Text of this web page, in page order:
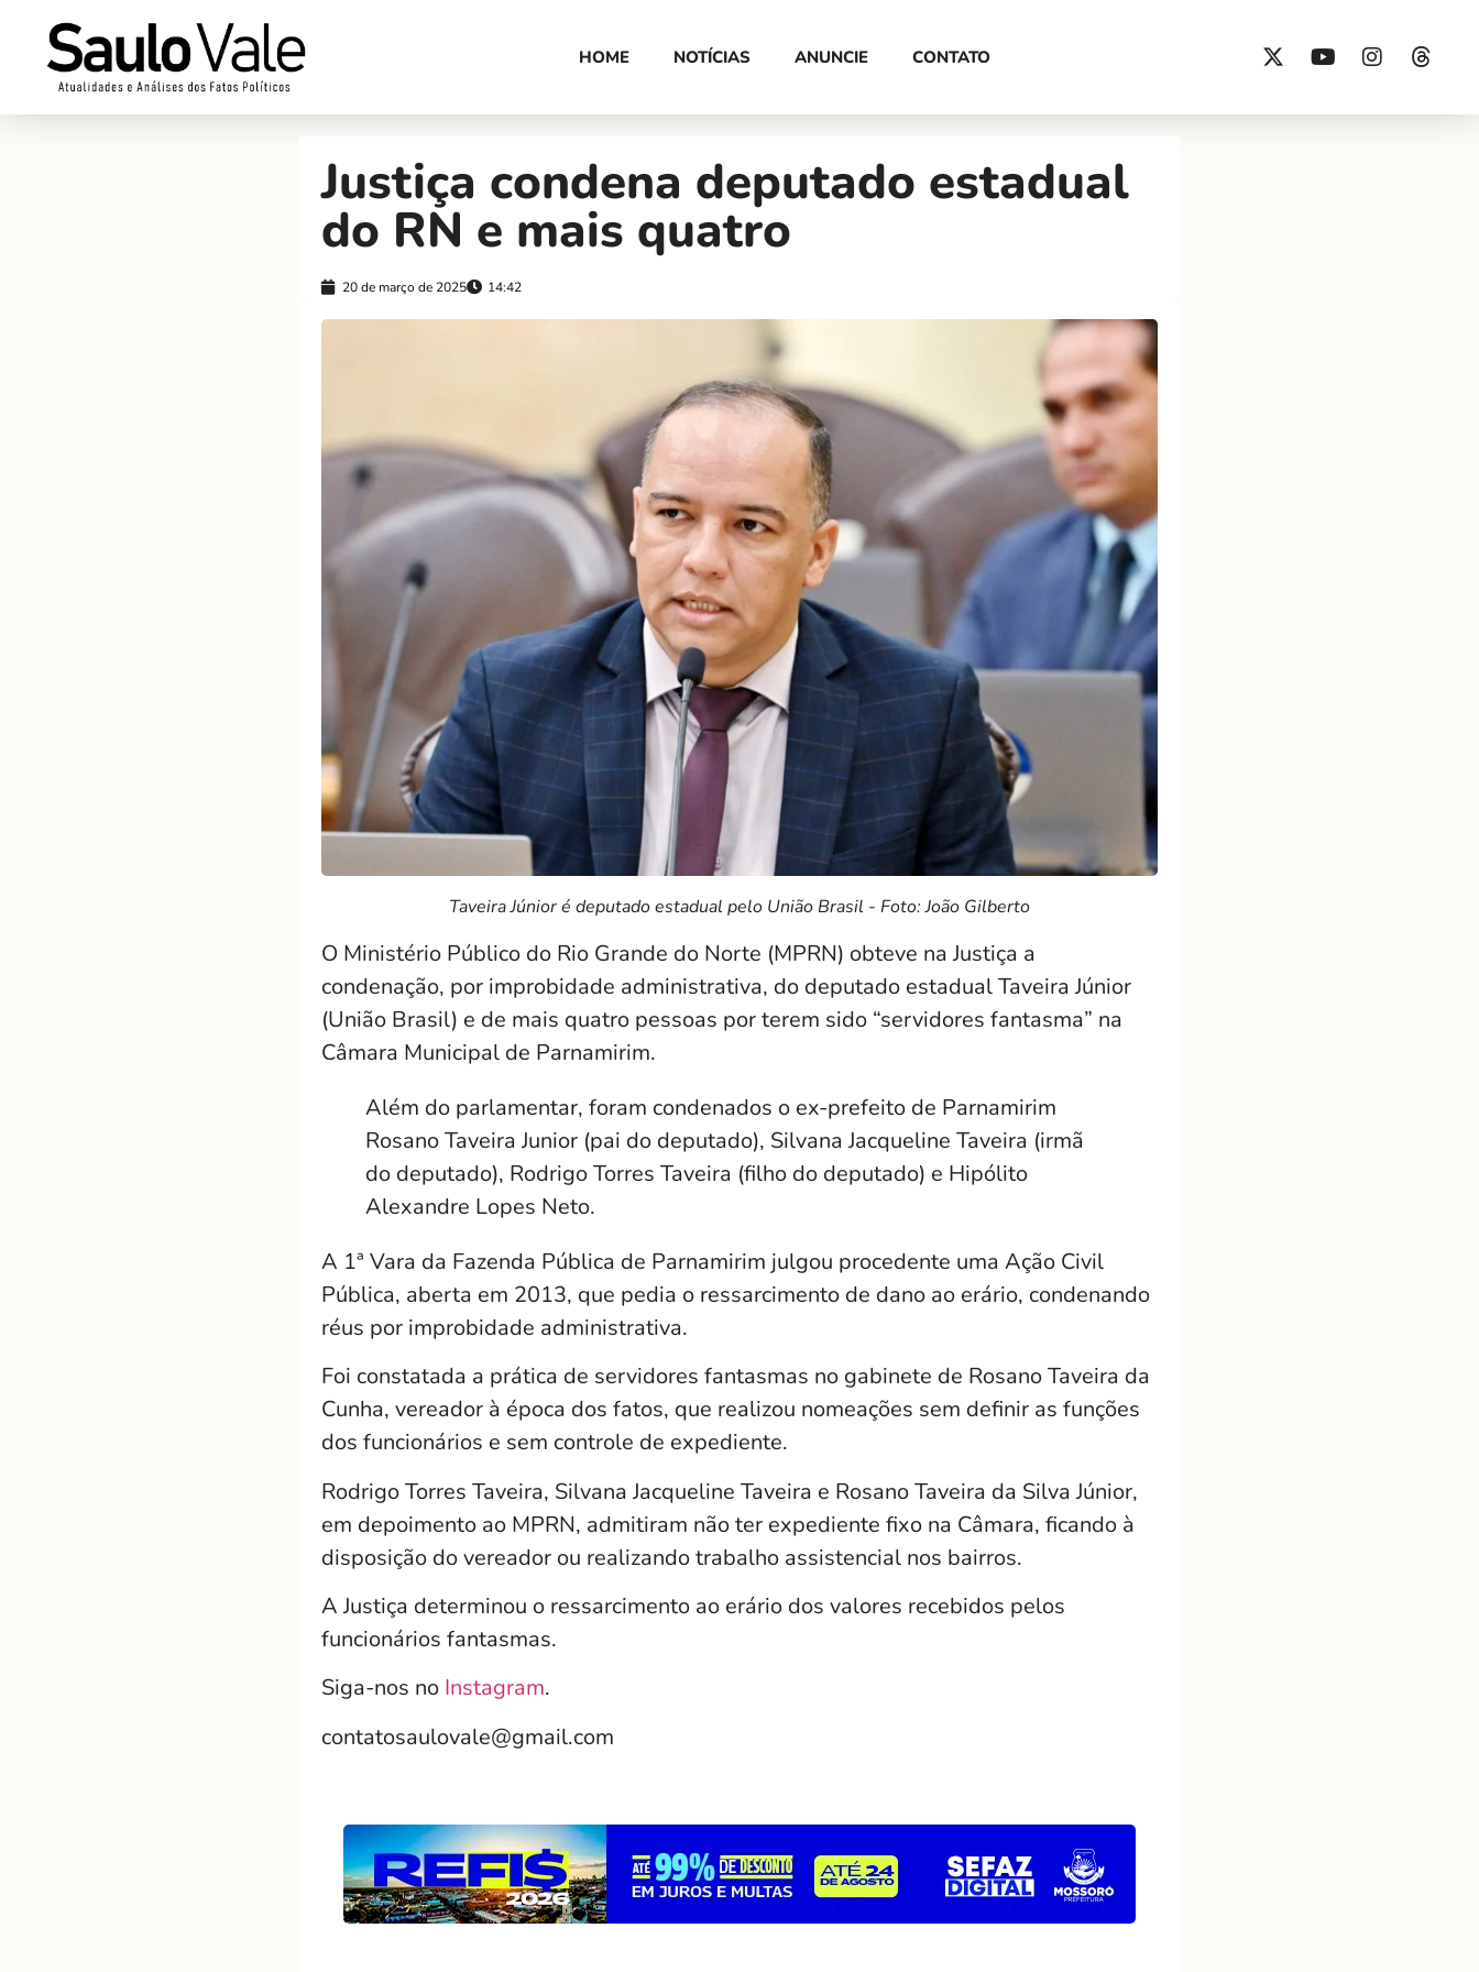
HOME NOTÍCIAS ANUNCIE CONTATO
Justiça condena deputado estadual
do RN e mais quatro
20 de março de 2025 14:42
Taveira Júnior é deputado estadual pelo União Brasil - Foto: João Gilberto
O Ministério Público do Rio Grande do Norte (MPRN) obteve na Justiça a
condenação, por improbidade administrativa, do deputado estadual Taveira Júnior
(União Brasil) e de mais quatro pessoas por terem sido “servidores fantasma” na
Câmara Municipal de Parnamirim.
Além do parlamentar, foram condenados o ex-prefeito de Parnamirim
Rosano Taveira Junior (pai do deputado), Silvana Jacqueline Taveira (irmã
do deputado), Rodrigo Torres Taveira (filho do deputado) e Hipólito
Alexandre Lopes Neto.
A 1ª Vara da Fazenda Pública de Parnamirim julgou procedente uma Ação Civil
Pública, aberta em 2013, que pedia o ressarcimento de dano ao erário, condenando
réus por improbidade administrativa.
Foi constatada a prática de servidores fantasmas no gabinete de Rosano Taveira da
Cunha, vereador à época dos fatos, que realizou nomeações sem definir as funções
dos funcionários e sem controle de expediente.
Rodrigo Torres Taveira, Silvana Jacqueline Taveira e Rosano Taveira da Silva Júnior,
em depoimento ao MPRN, admitiram não ter expediente fixo na Câmara, ficando à
disposição do vereador ou realizando trabalho assistencial nos bairros.
A Justiça determinou o ressarcimento ao erário dos valores recebidos pelos
funcionários fantasmas.
Siga-nos no Instagram.
contatosaulovale@gmail.com